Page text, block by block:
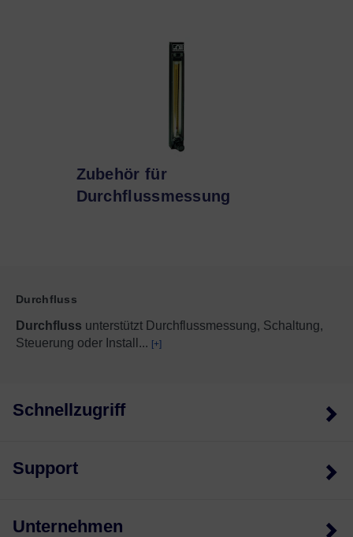
Zubehör für
Durchflussmessung
Durchfluss
Durchfluss unterstützt Durchflussmessung, Schaltung,
Steuerung oder Install ... [+]
Schnellzugriff
Support
Unternehmen